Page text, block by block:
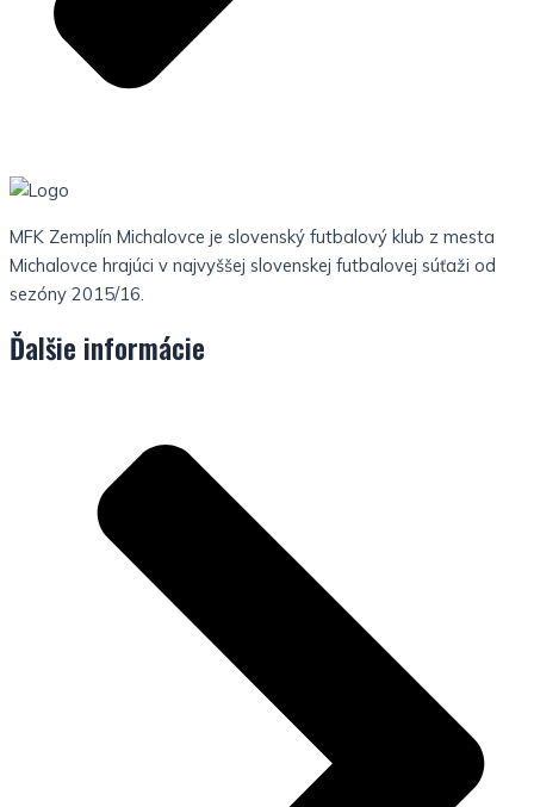
MFK Zemplín Michalovce je slovenský futbalový klub z mesta
Michalovce hrajúci v najvyššej slovenskej futbalovej súťaži od
sezóny 2015/16.
Ďalšie informácie